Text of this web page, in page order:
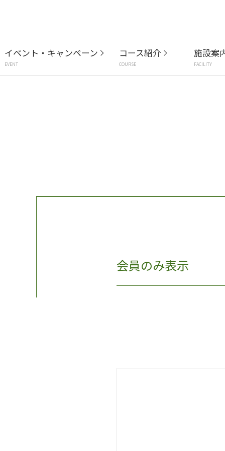
イベント・キャンペーン
EVENT
コース紹介
COURSE
施設案
FACILITY
会員のみ表示